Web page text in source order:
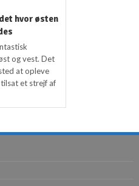
hvor østen
og vest. Det
at opleve
et strejf af